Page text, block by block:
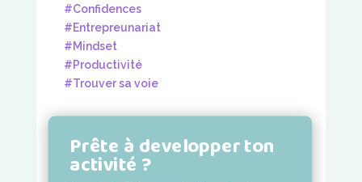
#Confidences
#Entrepreunariat
#Mindset
#Productivité
#Trouver sa voie
Prête à developper ton
activité ?